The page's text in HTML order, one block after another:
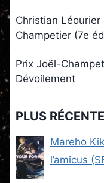
Christian
Champetier (7e
Prix Joël-
Dévoilement
PLUS
Mareho
l’amicus